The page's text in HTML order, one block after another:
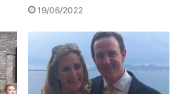
19/06/2022